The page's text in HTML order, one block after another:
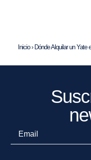
Inicio› Dónde Alquilar un Yate